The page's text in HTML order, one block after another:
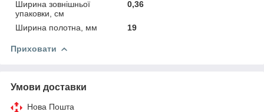
Ширина зовнішньої
упаковки, см
0,36
Ширина полотна, мм 19
Приховати
Умови доставки
Нова Пошта